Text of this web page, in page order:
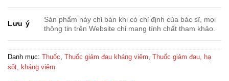
Lưu ý
Sản phẩm này chỉ bán khi có chỉ định của bác sĩ, mọi
thông tin trên Website chỉ mang tính chất tham khảo.
Danh mục: Thuốc Thuốc giảm đau kháng viêm Thuốc giảm đau, hạ
sốt, kháng viêm